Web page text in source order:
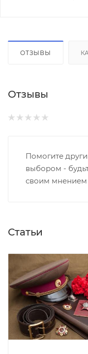
ОТЗЫВЫ
Отзывы
Помогите
выбором -
своим мнением
Статьи